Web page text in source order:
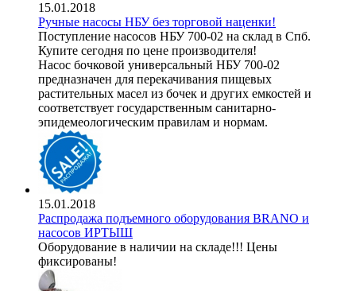
15.01.2018
Ручные насосы НБУ без торговой наценки!
Поступление насосов НБУ 700-02 на склад в Спб.
Купите сегодня по цене производителя!
Насос бочковой универсальный НБУ 700-02
предназначен для перекачивания пищевых
растительных масел из бочек и других емкостей и
соответствует государственным санитарно-
эпидемеологическим правилам и нормам.
15.01.2018
Распродажа подъемного оборудования BRANO и
насосов ИРТЫШ
Оборудование в наличии на складе!!! Цены
фиксированы!